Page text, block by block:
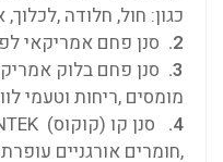
כגון: חול, חלודה
2. סנן פחם אמריקאי
3. סנן פחם בלוק
מומסים ,ריחות וטעמי
4.
,חומרים אורגניים